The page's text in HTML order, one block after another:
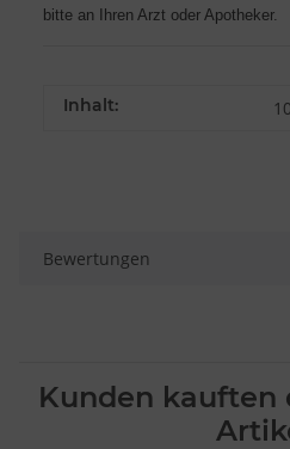
bitte an Ihren Arzt oder Apotheker.
Inhalt:
Bewertungen
Kunden kauften